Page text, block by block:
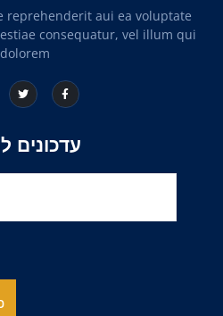
reprehenderit aui ea voluptate
consequatur, vel illum qui
dolorem.
עדכונים